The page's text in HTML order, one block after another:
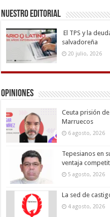
Nuestro Editorial
El TPS y la
salvadoreña
20 julio, 2026
Opiniones
Ceuta prisión
Marruecos
6 agosto, 2026
Tepesianos en
ventaja
5 agosto, 2026
La sed de
4 agosto, 2026